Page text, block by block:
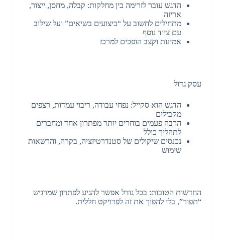
הדגש עובר לזרימה בין מחלקות: קבלה, מחסן, ייצור,
אריזה
מתחילים לחשוב על “ביצועים בשיאים” ועל שילוב
עם ציוד נוסף
אמינות וקצב הופכים למרכז
עסק גדול
הדגש הוא סקייל: נפחי עבודה, ריבוי עמדות, רצפים
מקבילים
הרבה פעמים בוחרים יותר מפתרון אחד ומחברים
לתהליך כולל
נכנסים שיקולים של סטנדרטיזציה, בקרה, והרשאות
שימוש
החדשות הטובות: בכל גודל אפשר להגיע לפתרון שמרגיש
“תפור”, בלי להפוך את זה לפרויקט חללית.